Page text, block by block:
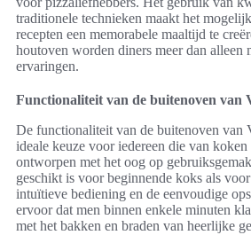
traditionele technieken maakt het
recepten een memorabele maaltijd te
houtoven worden diners meer dan
ervaringen.
Functionaliteit van de buitenoven van
De functionaliteit van de buitenoven van
ideale keuze voor iedereen die van
ontworpen met het oog op
geschikt is voor beginnende koks als
intuïtieve bediening en de eenvoudige
ervoor dat men binnen enkele minuten
met het bakken en braden van heerlijke